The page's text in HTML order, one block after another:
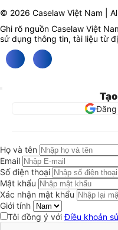
© 2026 Caselaw Việt Nam |
Ghi rõ nguồn Caselaw Việt
sử dụng thông tin, tài liệu từ
Đăng
Họ và tên
Email
Số điện thoại
Mật khẩu
Xác nhận mật khẩu
Giới tính
Tôi đồng ý vớiĐiều khoản